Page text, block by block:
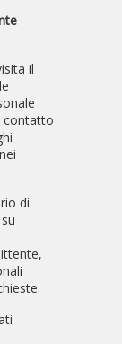
il
contatto
di